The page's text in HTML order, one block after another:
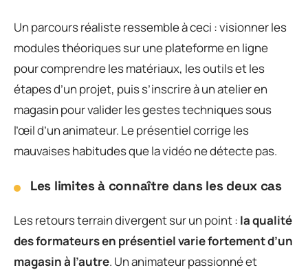
Un parcours réaliste ressemble à ceci : visionner les
modules théoriques sur une plateforme en ligne
pour comprendre les matériaux, les outils et les
étapes d’un projet, puis s’inscrire à un atelier en
magasin pour valider les gestes techniques sous
l’œil d’un animateur. Le présentiel corrige les
mauvaises habitudes que la vidéo ne détecte pas.
Les limites à connaître dans les deux cas
Les retours terrain divergent sur un point : la qualité
des formateurs en présentiel varie fortement d’un
magasin à l’autre. Un animateur passionné et